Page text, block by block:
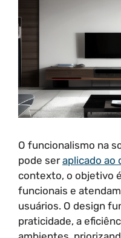
O funcionalismo na
pode seraplicado ao
contexto, o objetivo
funcionais e
usuários. O design
praticidade, a